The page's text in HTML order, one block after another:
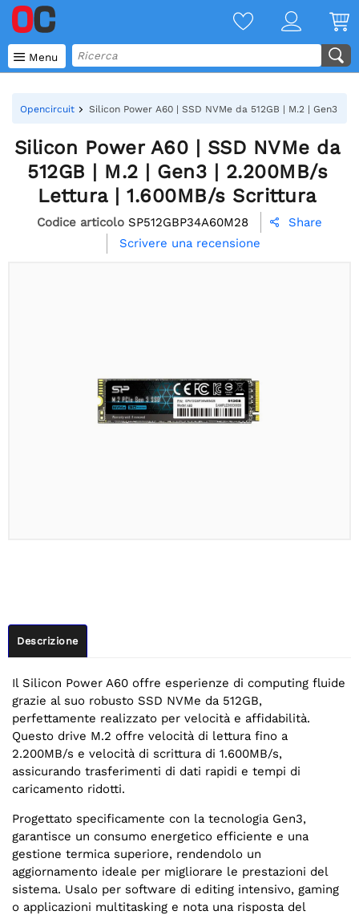
 Menu
Opencircuit Silicon Power A60 | SSD NVMe da 512GB | M.2 | Gen3 |
Silicon Power A60 | SSD NVMe da
512GB | M.2 | Gen3 | 2.200MB/s
Lettura | 1.600MB/s Scrittura
Codice articolo SP512GBP34A60M28 
Share
Scrivere una recensione
Descrizione
Il Silicon Power A60 offre esperienze di computing fluide
grazie al suo robusto SSD NVMe da 512GB,
perfettamente realizzato per velocità e affidabilità.
Questo drive M.2 offre velocità di lettura fino a
2.200MB/s e velocità di scrittura di 1.600MB/s,
assicurando trasferimenti di dati rapidi e tempi di
caricamento ridotti.
Progettato specificamente con la tecnologia Gen3,
garantisce un consumo energetico efficiente e una
gestione termica superiore, rendendolo un
aggiornamento ideale per migliorare le prestazioni del
sistema. Usalo per software di editing intensivo, gaming
o applicazioni multitasking e nota una risposta del